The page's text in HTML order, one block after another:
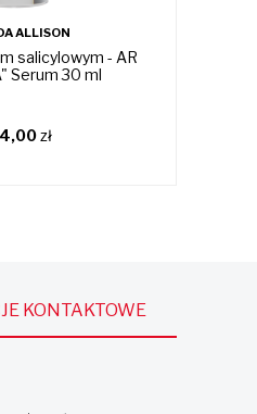
ALLISON
salicylowym - AR
Serum 30 ml
zł
KONTAKTOWE